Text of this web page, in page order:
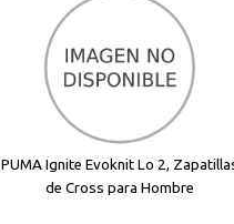
PUMA Ignite Evoknit Lo 2,
de Cross para Hombre